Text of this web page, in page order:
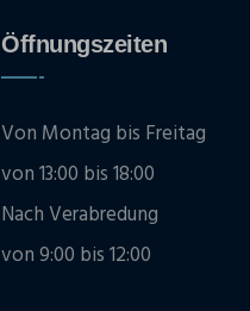
Öffnungszeiten
Von Montag bis Freitag
von 13:00 bis 18:00
Nach Verabredung
von 9:00 bis 12:00